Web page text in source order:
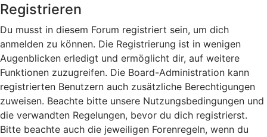
Registrieren
Du musst in diesem Forum registriert sein, um dich
anmelden zu können. Die Registrierung ist in wenigen
Augenblicken erledigt und ermöglicht dir, auf weitere
Funktionen zuzugreifen. Die Board-Administration kann
registrierten Benutzern auch zusätzliche Berechtigungen
zuweisen. Beachte bitte unsere Nutzungsbedingungen und
die verwandten Regelungen, bevor du dich registrierst.
Bitte beachte auch die jeweiligen Forenregeln, wenn du